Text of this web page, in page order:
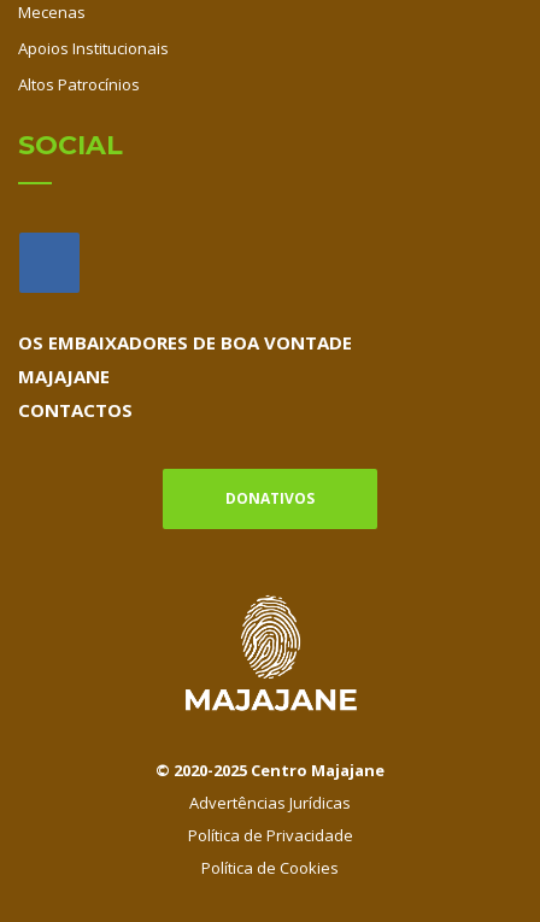
Mecenas
Apoios Institucionais
Altos Patrocínios
SOCIAL
OS EMBAIXADORES DE BOA VONTADE
MAJAJANE
CONTACTOS
DONATIVOS
© 2020-2025 Centro Majajane
Advertências Jurídicas
Política de Privacidade
Política de Cookies